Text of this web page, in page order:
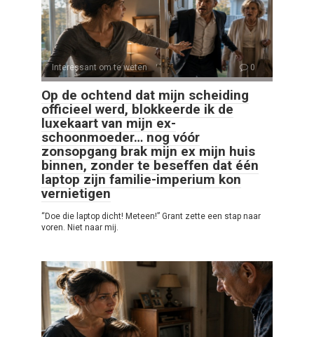
Interessant om te weten 0
Op de ochtend dat mijn scheiding
officieel werd, blokkeerde ik de
luxekaart van mijn ex-
schoonmoeder… nog vóór
zonsopgang brak mijn ex mijn huis
binnen, zonder te beseffen dat één
laptop zijn familie-imperium kon
vernietigen
“Doe die laptop dicht! Meteen!” Grant zette een stap naar
voren. Niet naar mij.